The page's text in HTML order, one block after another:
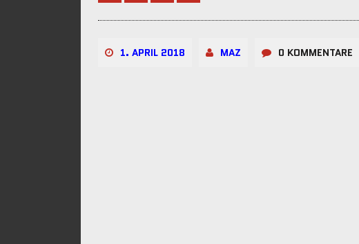
1. APRIL 2018 MAZ 0 KOMMENTARE